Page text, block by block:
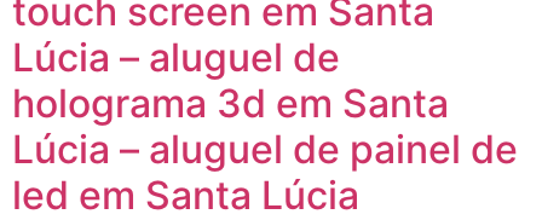
touch screen em Santa
Lúcia – aluguel de
holograma 3d em Santa
Lúcia – aluguel de painel de
led em Santa Lúcia